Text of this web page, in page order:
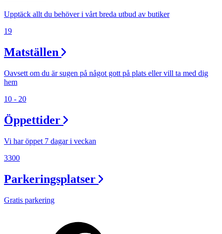
Upptäck allt du behöver i vårt breda utbud av butiker
19
Matställen
Oavsett om du är sugen på något gott på plats eller vill ta med dig
hem
10 - 20
Öppettider
Vi har öppet 7 dagar i veckan
3300
Parkeringsplatser
Gratis parkering